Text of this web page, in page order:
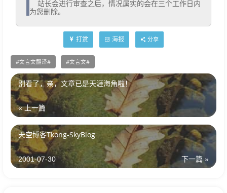
为您删除。
打赏 海报 分享
文言文翻译 文言文
别看了，亲，文章已是天涯海角啦！
« 上一篇
天空博客Tkong-SkyBlog
下一篇 »
2001-07-30